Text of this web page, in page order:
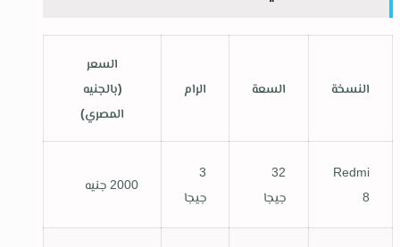
النسخة السعة الرام
السعر
(بالجنيه
المصري)
Redmi
8
32
جيجا
3
جيجا
2000 جنيه